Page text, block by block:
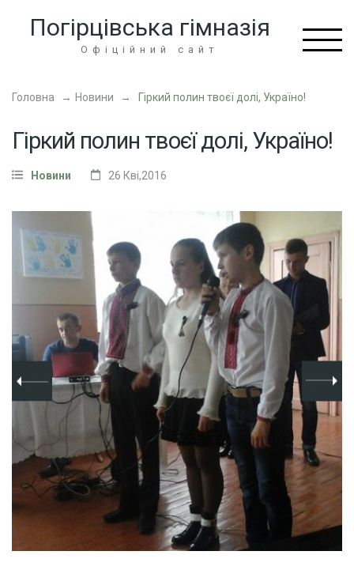
Enter)
Погірцівська гімназія
Офіційний сайт
Головна → Новини → Гіркий полин твоєї долі, Україно!
Гіркий полин твоєї долі, Україно!
Новини 26 Кві,2016